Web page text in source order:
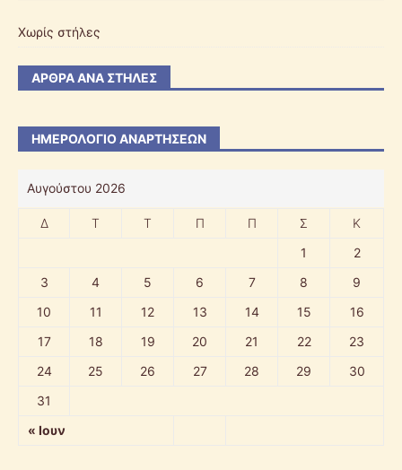
Χωρίς στήλες
ΆΡΘΡΑ ΑΝΆ ΣΤΉΛΕΣ
ΗΜΕΡΟΛΌΓΙΟ ΑΝΑΡΤΉΣΕΩΝ
Αυγούστου 2026
Δ Τ Τ Π Π Σ Κ
« Ιουν
1
2
3
4 5 6 7 8
9
10
11 12 13 14 15
16
17
18 19 20 21 22
23
24
25 26 27 28 29
30
31